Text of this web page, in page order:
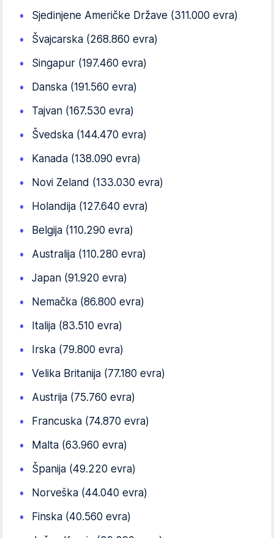
Sjedinjene Američke Države (311.000 evra)
Švajcarska (268.860 evra)
Singapur (197.460 evra)
Danska (191.560 evra)
Tajvan (167.530 evra)
Švedska (144.470 evra)
Kanada (138.090 evra)
Novi Zeland (133.030 evra)
Holandija (127.640 evra)
Belgija (110.290 evra)
Australija (110.280 evra)
Japan (91.920 evra)
Nemačka (86.800 evra)
Italija (83.510 evra)
Irska (79.800 evra)
Velika Britanija (77.180 evra)
Austrija (75.760 evra)
Francuska (74.870 evra)
Malta (63.960 evra)
Španija (49.220 evra)
Norveška (44.040 evra)
Finska (40.560 evra)